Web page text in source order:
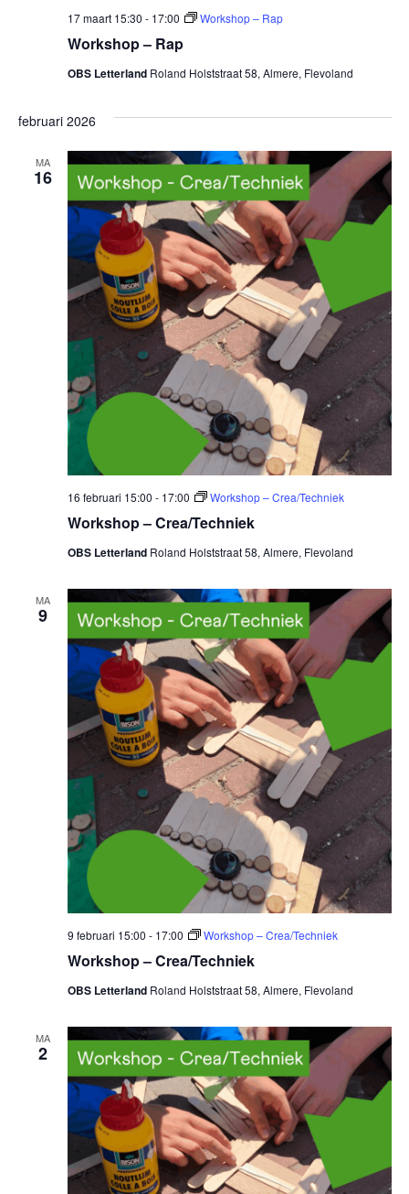
Workshop – Rap
17 maart 15:30 - 17:00 Workshop – Rap
OBS Letterland Roland Holststraat 58, Almere, Flevoland
februari 2026
MA
16
Workshop – Crea/Techniek
16 februari 15:00 - 17:00 Workshop – Crea/Techniek
OBS Letterland Roland Holststraat 58, Almere, Flevoland
MA
9
Workshop – Crea/Techniek
9 februari 15:00 - 17:00 Workshop – Crea/Techniek
OBS Letterland Roland Holststraat 58, Almere, Flevoland
MA
2